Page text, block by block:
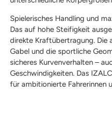
Spielerisches Handling und
Das auf hohe Steifigkeit
direkte Kraftübertragung.
Gabel und die sportliche
sicheres Kurvenverhalten –
Geschwindigkeiten. Das
für ambitionierte Fahrerinnen